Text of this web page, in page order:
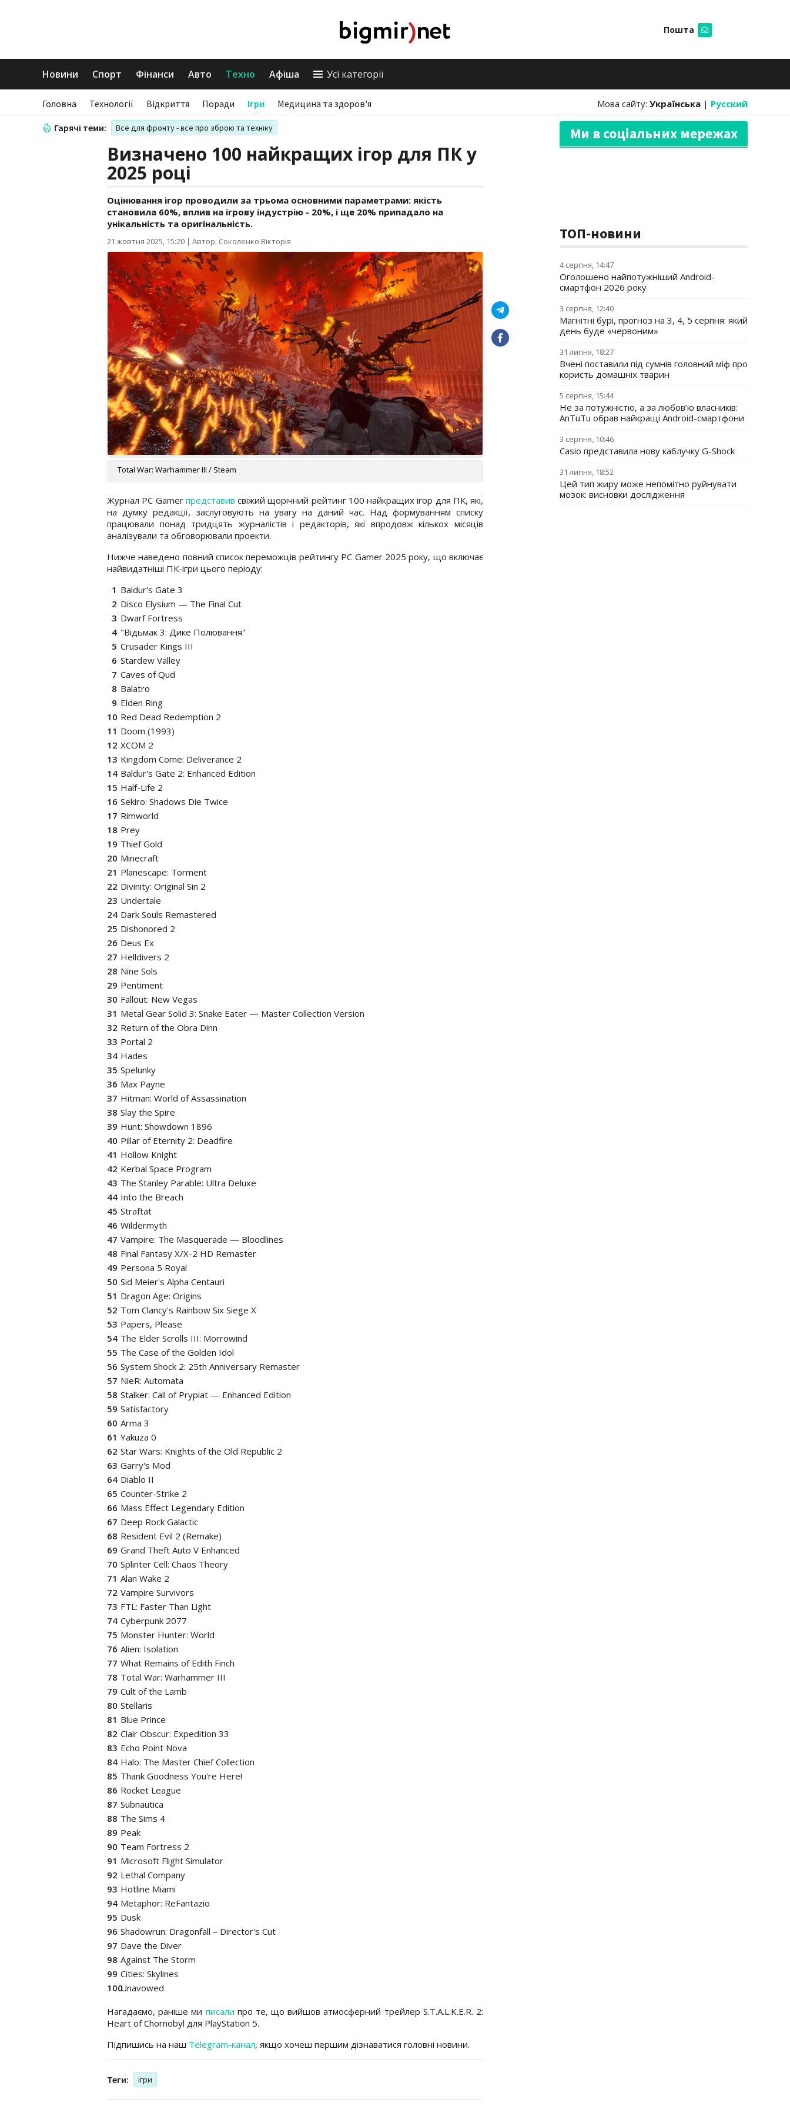
Пошта
Новини Спорт Фінанси Авто Техно Афіша Усі категорії
Головна Технології Відкриття Поради Ігри Медицина та здоров'я Мова сайту: Українська | Русский
Гарячі теми: Все для фронту - все про зброю та техніку
Визначено 100 найкращих ігор для ПК у
2025 році
Оцінювання ігор проводили за трьома основними параметрами: якість
становила 60%, вплив на ігрову індустрію - 20%, і ще 20% припадало на
унікальність та оригінальність.
21 жовтня 2025, 15:20 | Автор: Соколенко Вікторія
Total War: Warhammer III / Steam
Журнал PC Gamer представив свіжий щорічний рейтинг 100 найкращих ігор для ПК, які,
на думку редакції, заслуговують на увагу на даний час. Над формуванням списку
працювали понад тридцять журналістів і редакторів, які впродовж кількох місяців
аналізували та обговорювали проекти.
Нижче наведено повний список переможців рейтингу PC Gamer 2025 року, що включає
найвидатніші ПК-ігри цього періоду:
Baldur's Gate 3
Disco Elysium — The Final Cut
Dwarf Fortress
"Відьмак 3: Дике Полювання"
Crusader Kings III
Stardew Valley
Caves of Qud
Balatro
Elden Ring
Red Dead Redemption 2
Doom (1993)
XCOM 2
Kingdom Come: Deliverance 2
Baldur's Gate 2: Enhanced Edition
Half-Life 2
Sekiro: Shadows Die Twice
Rimworld
Prey
Thief Gold
Minecraft
Planescape: Torment
Divinity: Original Sin 2
Undertale
Dark Souls Remastered
Dishonored 2
Deus Ex
Helldivers 2
Nine Sols
Pentiment
Fallout: New Vegas
Metal Gear Solid 3: Snake Eater — Master Collection Version
Return of the Obra Dinn
Portal 2
Hades
Spelunky
Max Payne
Hitman: World of Assassination
Slay the Spire
Hunt: Showdown 1896
Pillar of Eternity 2: Deadfire
Hollow Knight
Kerbal Space Program
The Stanley Parable: Ultra Deluxe
Into the Breach
Straftat
Wildermyth
Vampire: The Masquerade — Bloodlines
Final Fantasy X/X-2 HD Remaster
Persona 5 Royal
Sid Meier's Alpha Centauri
Dragon Age: Origins
Tom Clancy's Rainbow Six Siege X
Papers, Please
The Elder Scrolls III: Morrowind
The Case of the Golden Idol
System Shock 2: 25th Anniversary Remaster
NieR: Automata
Stalker: Call of Prypiat — Enhanced Edition
Satisfactory
Arma 3
Yakuza 0
Star Wars: Knights of the Old Republic 2
Garry's Mod
Diablo II
Counter-Strike 2
Mass Effect Legendary Edition
Deep Rock Galactic
Resident Evil 2 (Remake)
Grand Theft Auto V Enhanced
Splinter Cell: Chaos Theory
Alan Wake 2
Vampire Survivors
FTL: Faster Than Light
Cyberpunk 2077
Monster Hunter: World
Alien: Isolation
What Remains of Edith Finch
Total War: Warhammer III
Cult of the Lamb
Stellaris
Blue Prince
Clair Obscur: Expedition 33
Echo Point Nova
Halo: The Master Chief Collection
Thank Goodness You're Here!
Rocket League
Subnautica
The Sims 4
Peak
Team Fortress 2
Microsoft Flight Simulator
Lethal Company
Hotline Miami
Metaphor: ReFantazio
Dusk
Shadowrun: Dragonfall – Director's Cut
Dave the Diver
Against The Storm
Cities: Skylines
Unavowed
Нагадаємо, раніше ми писали про те, що вийшов атмосферний трейлер S.T.A.L.K.E.R. 2:
Heart of Chornobyl для PlayStation 5.
Підпишись на наш Telegram-канал, якщо хочеш першим дізнаватися головні новини.
Теги: ігри
Ми в соціальних мережах
ТОП-новини
4 серпня, 14:47
Оголошено найпотужніший Android-
смартфон 2026 року
3 серпня, 12:40
Магнітні бурі, прогноз на 3, 4, 5 серпня: який
день буде «червоним»
31 липня, 18:27
Вчені поставили під сумнів головний міф про
користь домашніх тварин
5 серпня, 15:44
Не за потужністю, а за любов’ю власників:
AnTuTu обрав найкращі Android-смартфони
3 серпня, 10:46
Casio представила нову каблучку G-Shock
31 липня, 18:52
Цей тип жиру може непомітно руйнувати
мозок: висновки дослідження